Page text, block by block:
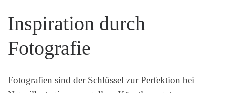
Inspiration durch
Fotografie
Fotografien sind der Schlüssel zur Perfektion bei